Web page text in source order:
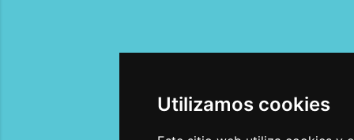
Utilizamos cookies
Utilizamos cookies